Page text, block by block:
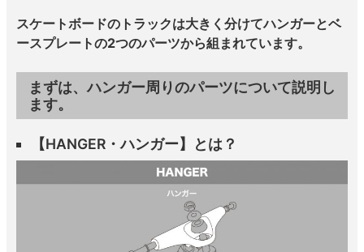
スケートボードのトラックは大きく分けてハンガーとベ
ースプレートの2つのパーツから組まれています。
まずは、ハンガー周りのパーツについて説明し
ます。
【HANGER・ハンガー】とは？
シェイプデッキ
高性能デッキ